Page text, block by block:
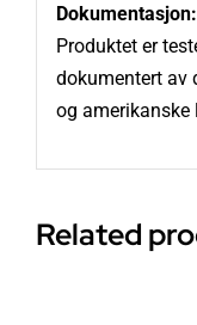
Dokumentasjon:
Produktet er
dokumentert av
og amerikanske
Related